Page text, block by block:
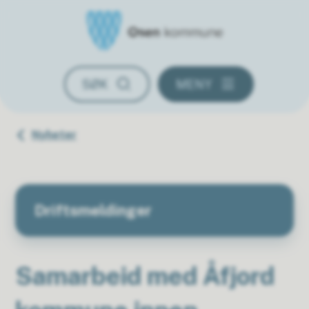
SØK MENY
Du er her:
Nyheter
Driftsmeldinger
Samarbeid med Åfjord